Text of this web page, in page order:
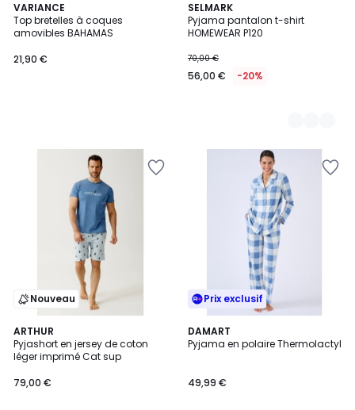
VARIANCE
Top bretelles à coques
amovibles BAHAMAS
21,90 €
SELMARK
Pyjama pantalon t-shirt
HOMEWEAR P120
70,00 €
56,00 € -20%
2
Couleurs
Nouveau
ARTHUR
Pyjashort en jersey de coton
léger imprimé Cat sup
79,00 €
Prix exclusif
DAMART
Pyjama en polaire Thermolactyl
49,99 €
5
/
2
Couleurs